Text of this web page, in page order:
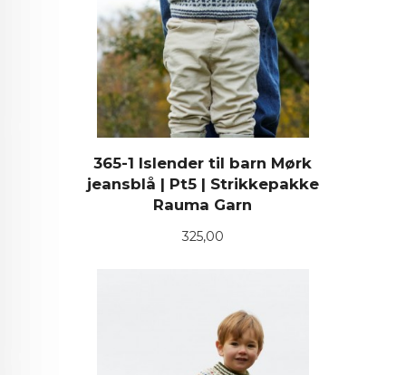
365-1 Islender til barn Mørk
jeansblå | Pt5 | Strikkepakke
Rauma Garn
Pris
325,00